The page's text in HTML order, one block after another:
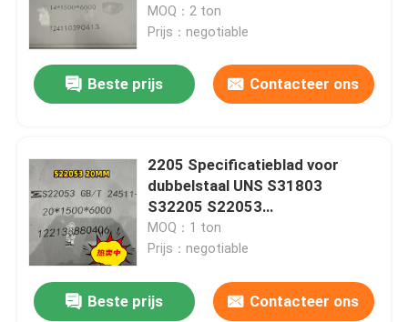
14*1500*6000mm
MOQ：2 ton
Prijs：negotiable
Beste prijs Contacteer ons
2205 Specificatieblad voor
dubbelstaal UNS S31803
S32205 S22053
Dubbelstaalplaat
20*1500*6000MM
MOQ：1 ton
Prijs：negotiable
Beste prijs Contacteer ons